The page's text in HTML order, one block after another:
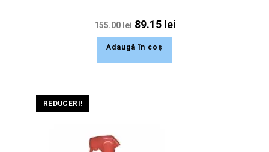
155.00lei 89.15 lei
Adaugă în coș
REDUCERI!